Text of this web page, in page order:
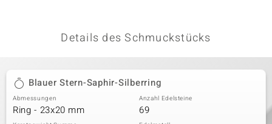
Details des Schmuckstücks
Blauer Stern-Saphir-Silberring
Abmessungen
Ring - 23x20 mm
Anzahl Edelsteine
69